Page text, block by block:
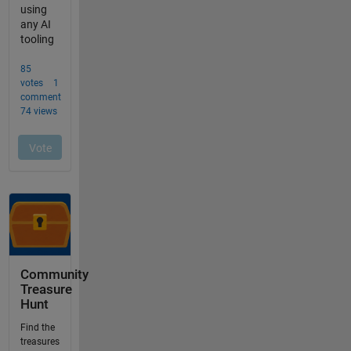
Community
Treasure
Hunt
Find the
treasures